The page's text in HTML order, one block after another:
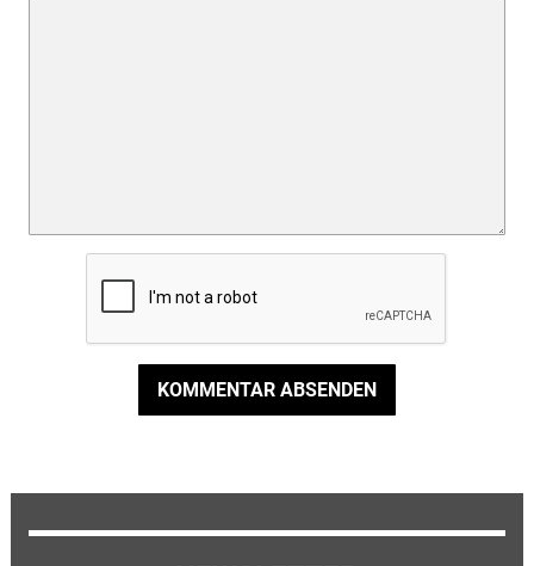
KOMMENTAR ABSENDEN